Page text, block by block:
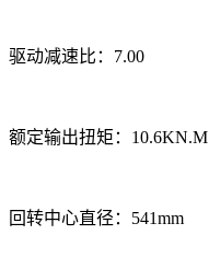
驱动减速比：7.00
额定输出扭矩：10.6KN.M
回转中心直径：541mm